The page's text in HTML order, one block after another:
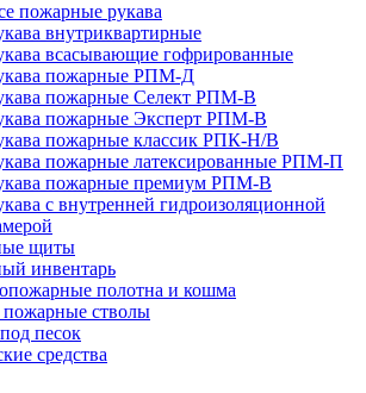
пожарные рукава
внутриквартирные
всасывающие гофрированные
пожарные РПМ-Д
пожарные Селект РПМ-В
пожарные Эксперт РПМ-В
пожарные классик РПК-Н/В
пожарные латексированные РПМ-П
пожарные премиум РПМ-В
с внутренней гидроизоляционной
щиты
инвентарь
полотна и кошма
стволы
песок
средства